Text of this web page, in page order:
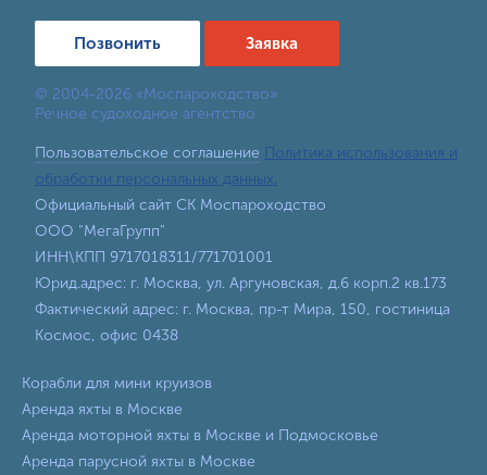
Позвонить Заявка
© 2004-2026 «Моспароходство»
Речное судоходное агентство
Пользовательское соглашение Политика использования и
обработки персональных данных.
Официальный сайт СК Моспароходство
ООО "МегаГрупп"
ИНН\КПП 9717018311/771701001
Юрид.адрес: г. Москва, ул. Аргуновская, д.6 корп.2 кв.173
Фактический адрес: г. Москва, пр-т Мира, 150, гостиница
Космос, офис 0438
Корабли для мини круизов
Аренда яхты в Москве
Аренда моторной яхты в Москве и Подмосковье
Аренда парусной яхты в Москве